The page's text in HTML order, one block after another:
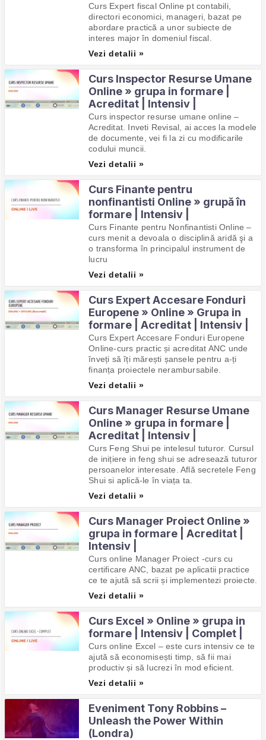
Curs Expert fiscal Online pt contabili,
directori economici, manageri, bazat pe
abordare practică a unor subiecte de
interes major în domeniul fiscal.
Vezi detalii »
Curs Inspector Resurse Umane
Online » grupa in formare |
Acreditat | Intensiv |
Curs inspector resurse umane online –
Acreditat. Inveti Revisal, ai acces la modele
de documente, vei fi la zi cu modificarile
codului muncii.
Vezi detalii »
Curs Finante pentru
nonfinantisti Online » grupă în
formare | Intensiv |
Curs Finante pentru Nonfinantisti Online –
curs menit a devoala o disciplină aridă şi a
o transforma în principalul instrument de
lucru
Vezi detalii »
Curs Expert Accesare Fonduri
Europene » Online » Grupa in
formare | Acreditat | Intensiv |
Curs Expert Accesare Fonduri Europene
Online-curs practic și acreditat ANC unde
înveți să îți mărești șansele pentru a-ți
finanța proiectele nerambursabile.
Vezi detalii »
Curs Manager Resurse Umane
Online » grupa in formare |
Acreditat | Intensiv |
Curs Feng Shui pe intelesul tuturor. Cursul
de inițiere in feng shui se adresează tuturor
persoanelor interesate. Află secretele Feng
Shui si aplică-le în viața ta.
Vezi detalii »
Curs Manager Proiect Online »
grupa in formare | Acreditat |
Intensiv |
Curs online Manager Proiect -curs cu
certificare ANC, bazat pe aplicatii practice
ce te ajută să scrii și implementezi proiecte.
Vezi detalii »
Curs Excel » Online » grupa in
formare | Intensiv | Complet |
Curs online Excel – este curs intensiv ce te
ajută să economisești timp, să fii mai
productiv și să lucrezi în mod eficient.
Vezi detalii »
Eveniment Tony Robbins –
Unleash the Power Within
(Londra)